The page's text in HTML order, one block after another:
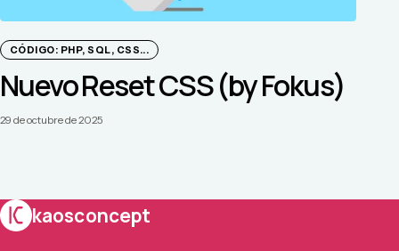
CÓDIGO: PHP, SQL, CSS...
Nuevo Reset CSS (by Fokus)
29 de octubre de 2025
kaosconcept